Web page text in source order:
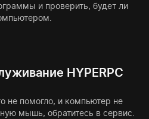
и проверить, будет ли
HYPERPC
не помогло, и компьютер не
мышь, обратитесь в сервис.